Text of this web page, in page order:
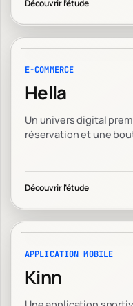
Découvrir l’étude
E-COMMERCE
Hella
Un univers digital
réservation et une
Découvrir l’étude
APPLICATION MOBILE
Kinn